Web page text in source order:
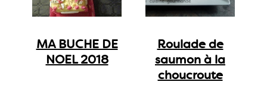
MA BUCHE DE
NOEL 2018
Roulade de
saumon à la
choucroute